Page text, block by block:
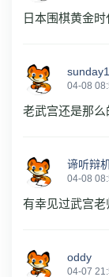
日本围棋黄金
04-08
老武宫还是那么
谛听辩
04-08
有幸见过武宫老
oddy
04-07